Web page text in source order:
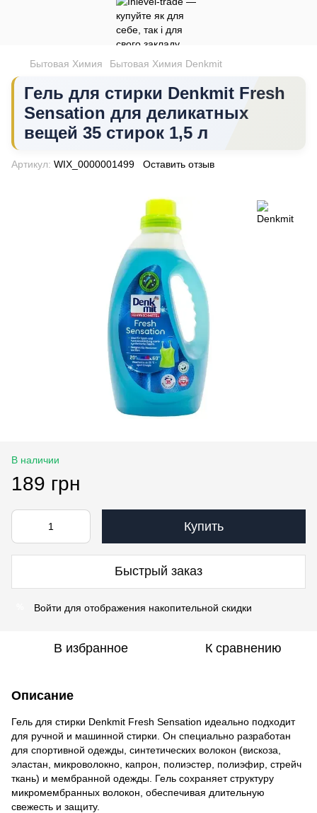
Бытовая Химия Бытовая Химия Denkmit
Гель для стирки Denkmit Fresh
Sensation для деликатных
вещей 35 стирок 1,5 л
Артикул: WIX_0000001499 Оставить отзыв
В наличии
189 грн
Купить
Быстрый заказ
Войти для отображения накопительной скидки
В избранное К сравнению
Описание
Гель для стирки Denkmit Fresh Sensation идеально подходит
для ручной и машинной стирки. Он специально разработан
для спортивной одежды, синтетических волокон (вискоза,
эластан, микроволокно, капрон, полиэстер, полиэфир, стрейч
ткань) и мембранной одежды. Гель сохраняет структуру
микромембранных волокон, обеспечивая длительную
свежесть и защиту.